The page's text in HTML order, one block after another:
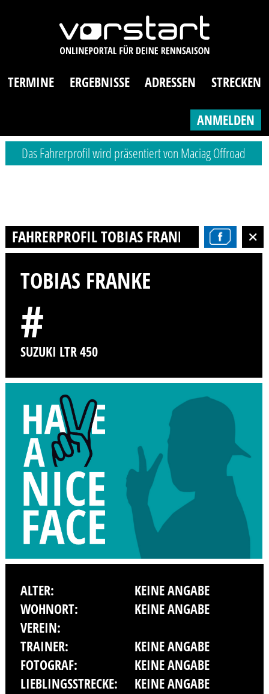
TERMINE ERGEBNISSE ADRESSEN STRECKEN
ANMELDEN
Das Fahrerprofil wird präsentiert von Maciag Offroad
FAHRERPROFIL TOBIAS FRANKE
TOBIAS FRANKE
#
SUZUKI LTR 450
ALTER:
KEINE ANGABE
WOHNORT:
KEINE ANGABE
VEREIN:
TRAINER:
KEINE ANGABE
FOTOGRAF:
KEINE ANGABE
LIEBLINGSSTRECKE:
KEINE ANGABE